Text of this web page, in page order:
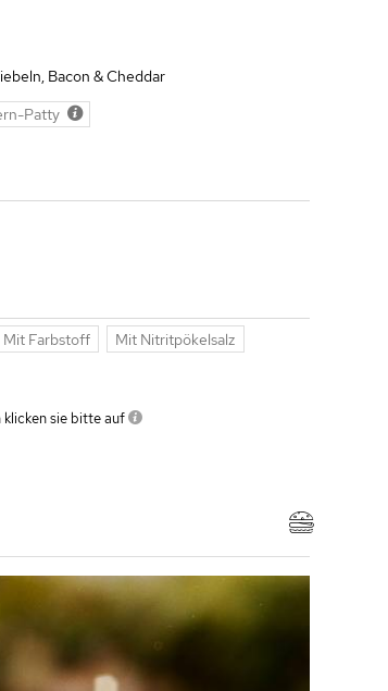
Bacon & Cheddar
Patty
Mit Farbstoff
Mit Nitritpökelsalz
klicken sie bitte auf